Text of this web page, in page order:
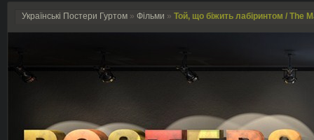
Українські Постери Гуртом » Фільми » Той, що біжить лабіринтом / The